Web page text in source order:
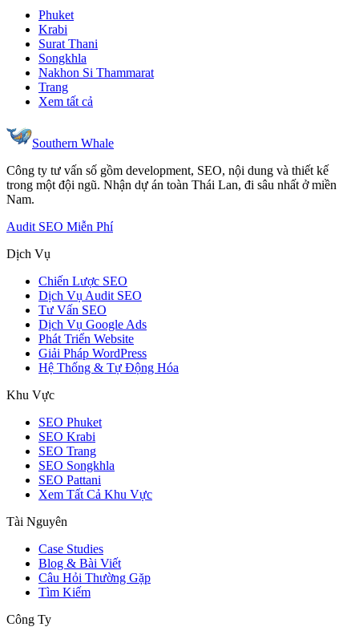
Phuket
Krabi
Surat Thani
Songkhla
Nakhon Si Thammarat
Trang
Xem tất cả
Southern Whale
Công ty tư vấn số gồm development, SEO, nội dung và thiết kế
trong một đội ngũ. Nhận dự án toàn Thái Lan, đi sâu nhất ở miền
Nam.
Audit SEO Miễn Phí
Dịch Vụ
Chiến Lược SEO
Dịch Vụ Audit SEO
Tư Vấn SEO
Dịch Vụ Google Ads
Phát Triển Website
Giải Pháp WordPress
Hệ Thống & Tự Động Hóa
Khu Vực
SEO Phuket
SEO Krabi
SEO Trang
SEO Songkhla
SEO Pattani
Xem Tất Cả Khu Vực
Tài Nguyên
Case Studies
Blog & Bài Viết
Câu Hỏi Thường Gặp
Tìm Kiếm
Công Ty